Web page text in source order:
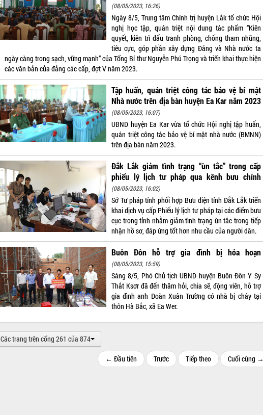
(08/05/2023, 16:26)
Ngày 8/5, Trung tâm Chính trị huyện Lắk tổ chức Hội
nghị học tập, quán triệt nội dung tác phẩm “Kiên
quyết, kiên trì đấu tranh phòng, chống tham nhũng,
tiêu cực, góp phần xây dựng Đảng và Nhà nước ta
ngày càng trong sạch, vững mạnh” của Tổng Bí thư Nguyễn Phú Trọng và triển khai thực hiện
các văn bản của đảng các cấp, đợt V năm 2023.
Tập huấn, quán triệt công tác bảo vệ bí mật
Nhà nước trên địa bàn huyện Ea Kar năm 2023
(08/05/2023, 16:07)
UBND huyện Ea Kar vừa tổ chức Hội nghị tập huấn,
quán triệt công tác bảo vệ bí mật nhà nước (BMNN)
trên địa bàn năm 2023.
Đắk Lắk giảm tình trạng “ùn tắc” trong cấp
phiếu lý lịch tư pháp qua kênh bưu chính
(08/05/2023, 16:02)
Sở Tư pháp tỉnh phối hợp Bưu điện tỉnh Đắk Lắk triển
khai dịch vụ cấp Phiếu lý lịch tư pháp tại các điểm bưu
cục trong tỉnh nhằm giảm tình trạng ùn tắc trong tiếp
nhận hồ sơ, đáp ứng tốt hơn nhu cầu của người dân.
Buôn Đôn hỗ trợ gia đình bị hỏa hoạn
(08/05/2023, 15:59)
Sáng 8/5, Phó Chủ tịch UBND huyện Buôn Đôn Y Sy
Thắt Ksơr đã đến thăm hỏi, chia sẽ, động viên, hỗ trợ
gia đình anh Đoàn Xuân Trường có nhà bị cháy tại
thôn Hà Bắc, xã Ea Wer.
Các trang trên cổng 261 của 874
← Đầu tiên Trước Tiếp theo Cuối cùng →